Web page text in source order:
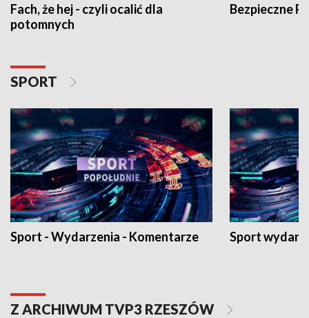
Fach, że hej - czyli ocalić dla
potomnych
Bezpieczne
SPORT
Sport - Wydarzenia - Komentarze Sport
Z ARCHIWUM TVP3 RZESZÓW